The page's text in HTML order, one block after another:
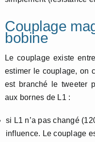
Couplage
bobine
Le couplage existe
estimer le couplage, on
est branché le tweeter
aux bornes de L1 :
si L1 n’a pas changé
influence. Le couplage